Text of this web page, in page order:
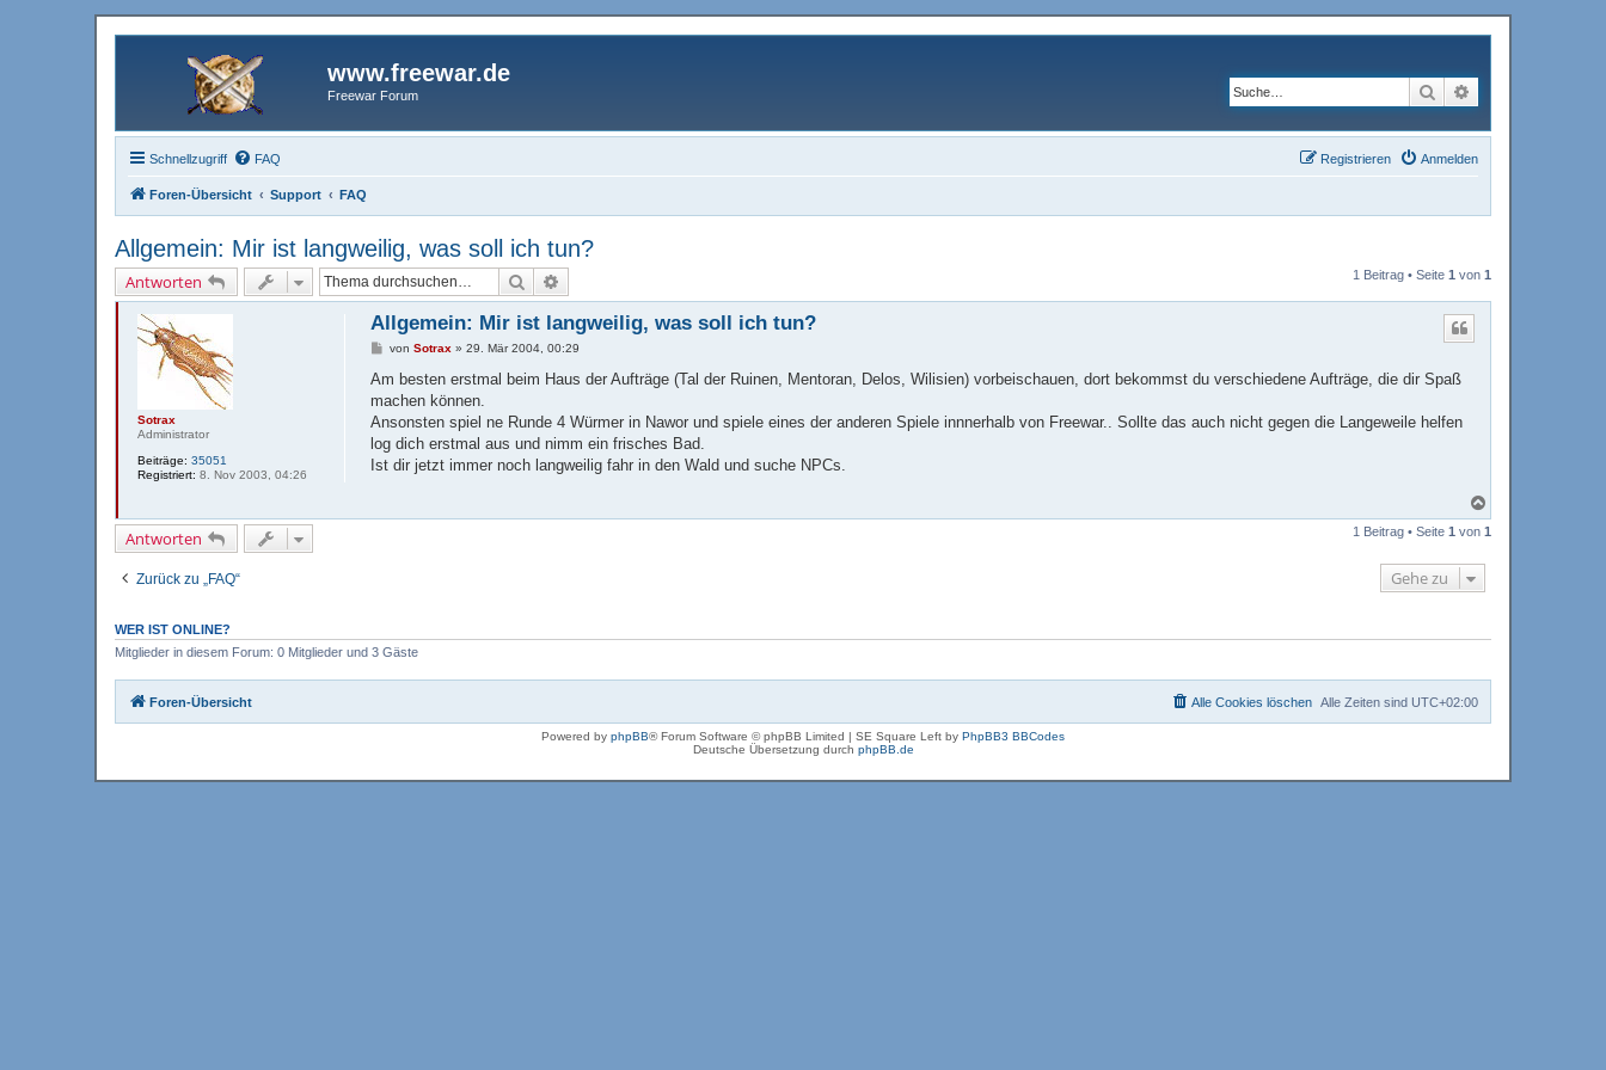
www.freewar.de
Freewar Forum Suche
Schnellzugriff FAQ Anmelden
Registrieren
Foren-Übersicht Support FAQ
Allgemein: Mir ist langweilig, was soll ich tun?
Antworten Suche 1 Beitrag • Seite 1 von 1
Sotrax
Administrator
Beiträge: 35051
Registriert: 8. Nov 2003, 04:26
Allgemein: Mir ist langweilig, was soll ich tun?
B
i
r
a
vonSotrax »29. Mär 2004, 00:29
Am besten erstmal beim Haus der Aufträge (Tal der Ruinen, Mentoran, Delos, Wilisien) vorbeischauen, dort bekommst du verschiedene Aufträge, die dir Spaß
machen können.
Ansonsten spiel ne Runde 4 Würmer in Nawor und spiele eines der anderen Spiele innnerhalb von Freewar.. Sollte das auch nicht gegen die Langeweile helfen
log dich erstmal aus und nimm ein frisches Bad.
Ist dir jetzt immer noch langweilig fahr in den Wald und suche NPCs.
a
c
Antworten 1 Beitrag • Seite 1 von 1
Zurück zu „FAQ“ Gehe zu
WER IST ONLINE?
Mitglieder in diesem Forum: 0 Mitglieder und 3 Gäste
Foren-Übersicht Alle Zeiten sind UTC+02:00
Alle Cookies löschen
Powered by phpBB® Forum Software © phpBB Limited | SE Square Left by PhpBB3 BBCodes
Deutsche Übersetzung durch phpBB.de